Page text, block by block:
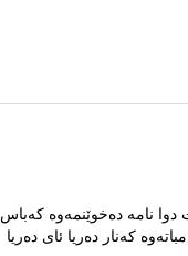
نامە دەخوێنمەوە کەباس
کەنار دەریا ئای دەریا